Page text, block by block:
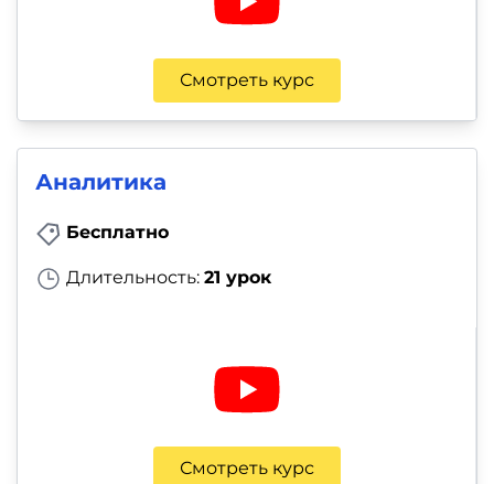
Смотреть курс
Аналитика
Бесплатно
Длительность: 21 урок
Смотреть курс